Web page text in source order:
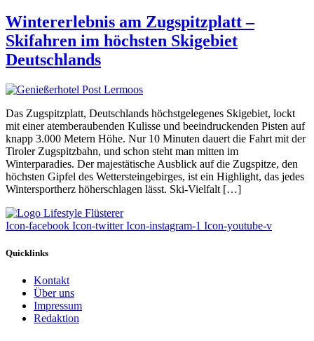
Wintererlebnis am Zugspitzplatt –
Skifahren im höchsten Skigebiet
Deutschlands
Das Zugspitzplatt, Deutschlands höchstgelegenes Skigebiet, lockt
mit einer atemberaubenden Kulisse und beeindruckenden Pisten auf
knapp 3.000 Metern Höhe. Nur 10 Minuten dauert die Fahrt mit der
Tiroler Zugspitzbahn, und schon steht man mitten im
Winterparadies. Der majestätische Ausblick auf die Zugspitze, den
höchsten Gipfel des Wettersteingebirges, ist ein Highlight, das jedes
Wintersportherz höherschlagen lässt. Ski-Vielfalt […]
Icon-facebook Icon-twitter Icon-instagram-1 Icon-youtube-v
Quicklinks
Kontakt
Über uns
Impressum
Redaktion